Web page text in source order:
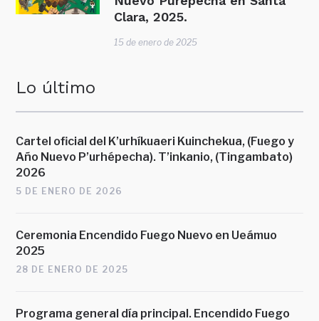
Clara, 2025.
15 de enero de 2025
Lo último
Cartel oficial del K’urhíkuaeri Kuinchekua, (Fuego y
Año Nuevo P’urhépecha). T’inkanio, (Tingambato)
2026
5 DE ENERO DE 2026
Ceremonia Encendido Fuego Nuevo en Ueámuo
2025
28 DE ENERO DE 2025
Programa general día principal. Encendido Fuego